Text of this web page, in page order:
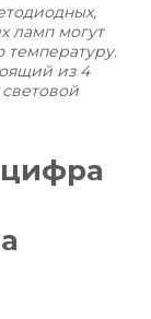
ламп могут
температуру.
из 4
цифра